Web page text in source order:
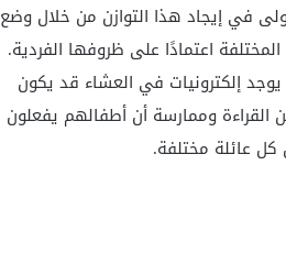
في إيجاد هذا التوازن من خلال وضع
اعتمادًا على ظروفها الفردية.
إلكترونيات في العشاء قد يكون
وممارسة أن أطفالهم يفعلون
عائلة مختلفة.